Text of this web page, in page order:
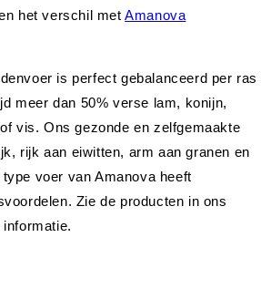
het verschil metAmanova
is perfect gebalanceerd per ras
meer dan 50% verse lam, konijn,
vis. Ons gezonde en zelfgemaakte
rijk aan eiwitten, arm aan granen en
voer van Amanova heeft
Zie de producten in ons